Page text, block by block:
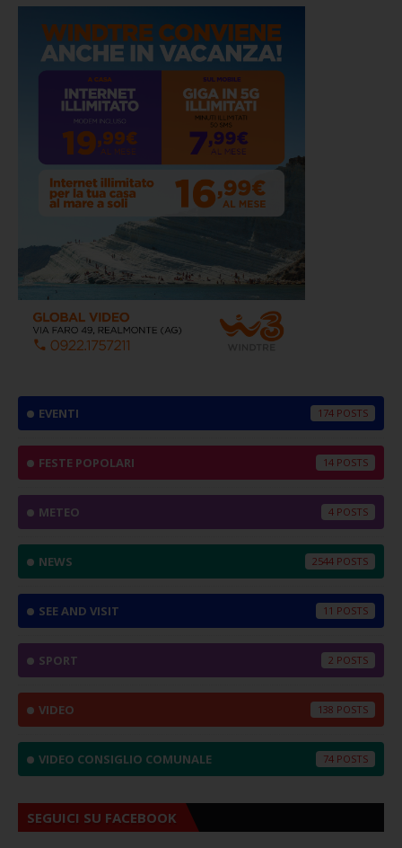
EVENTI 174
FESTE POPOLARI 14
METEO 4
NEWS 2544
SEE AND VISIT 11
SPORT 2
VIDEO 138
VIDEO CONSIGLIO COMUNALE 74
SEGUICI SU FACEBOOK